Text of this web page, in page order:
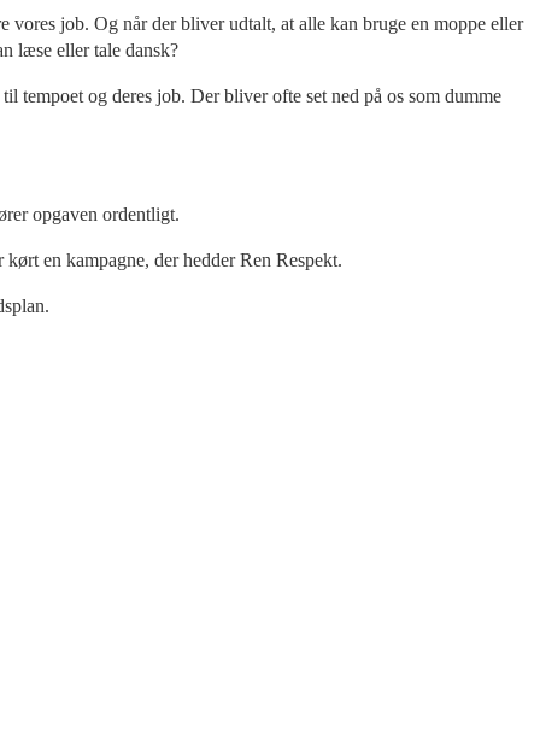
vores job. Og når der bliver udtalt, at alle kan bruge en moppe eller
læse eller tale dansk?
og deres job. Der bliver ofte set ned på os som dumme
opgaven ordentligt.
en kampagne, der hedder Ren Respekt.